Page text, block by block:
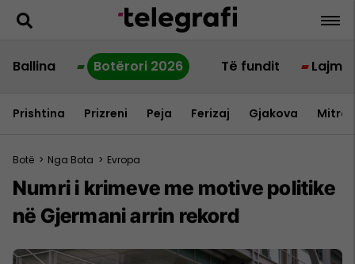
Ballina Botërori 2026 Të fundit Lajme
Prishtina Prizreni Peja Ferizaj Gjakova
Botë > Nga Bota > Evropa
Numri i krimeve me motive politike
në Gjermani arrin rekord